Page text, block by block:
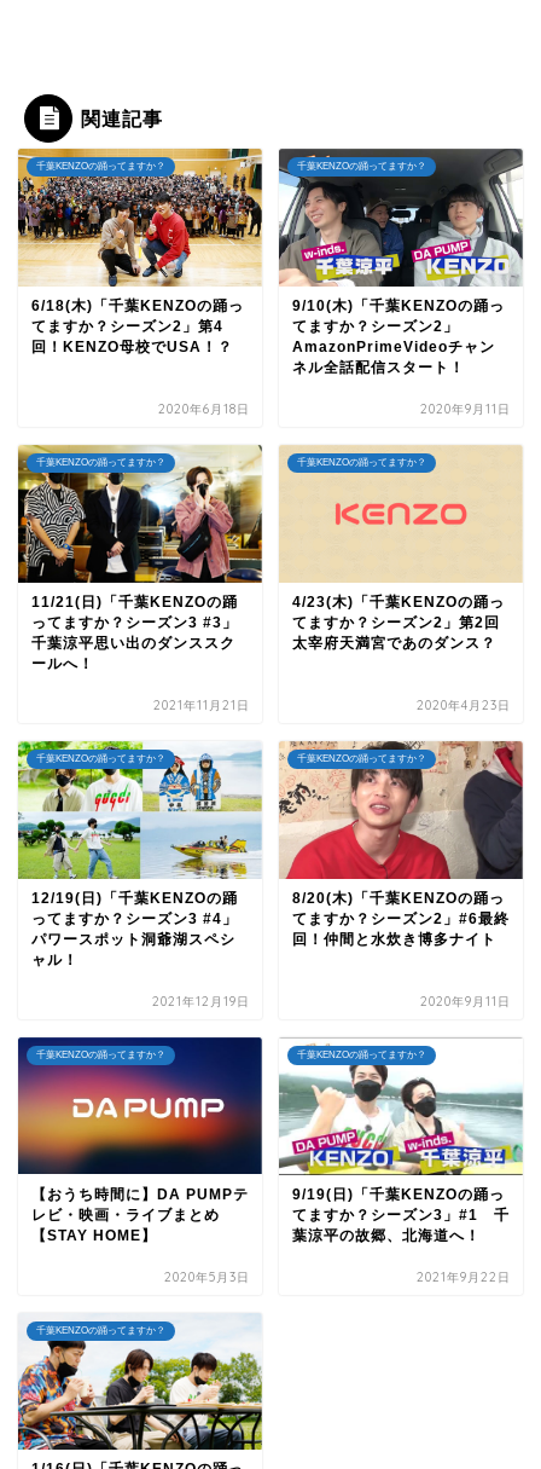
関連記事
千葉KENZOの踊ってますか？
6/18(木)「千葉KENZOの踊っ
てますか？シーズン2」第4
回！KENZO母校でUSA！？
2020年6月18日
千葉KENZOの踊ってますか？
9/10(木)「千葉KENZOの踊っ
てますか？シーズン2」
AmazonPrimeVideoチャン
ネル全話配信スタート！
2020年9月11日
千葉KENZOの踊ってますか？
11/21(日)「千葉KENZOの踊
ってますか？シーズン3 #3」
千葉涼平思い出のダンススク
ールへ！
2021年11月21日
千葉KENZOの踊ってますか？
4/23(木)「千葉KENZOの踊っ
てますか？シーズン2」第2回
太宰府天満宮であのダンス？
2020年4月23日
千葉KENZOの踊ってますか？
12/19(日)「千葉KENZOの踊
ってますか？シーズン3 #4」
パワースポット洞爺湖スペシ
ャル！
2021年12月19日
千葉KENZOの踊ってますか？
8/20(木)「千葉KENZOの踊っ
てますか？シーズン2」#6最終
回！仲間と水炊き博多ナイト
2020年9月11日
千葉KENZOの踊ってますか？
【おうち時間に】DA PUMPテ
レビ・映画・ライブまとめ
【STAY HOME】
2020年5月3日
千葉KENZOの踊ってますか？
9/19(日)「千葉KENZOの踊っ
てますか？シーズン3」#1 千
葉涼平の故郷、北海道へ！
2021年9月22日
千葉KENZOの踊ってますか？